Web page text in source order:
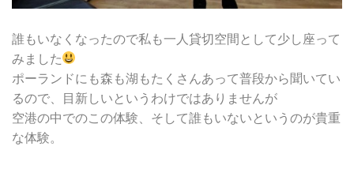
誰もいなくなったので私も一人貸切空間として少し座って
みました
ポーランドにも森も湖もたくさんあって普段から聞いてい
るので、目新しいというわけではありませんが
空港の中でのこの体験、そして誰もいないというのが貴重
な体験。